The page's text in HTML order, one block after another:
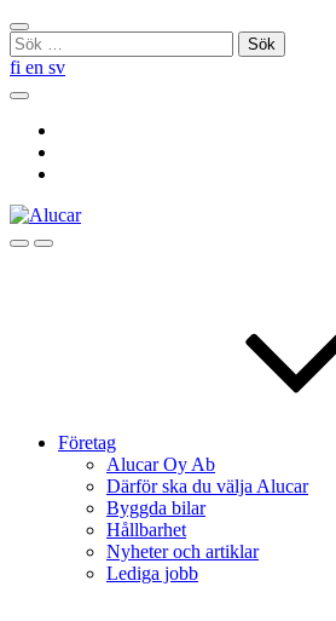
Skip
to
content
Stäng
sökningen
Sök
efter:
fi en sv
Sök
SökMenu
Företag
Alucar Oy Ab
Därför ska du välja Alucar
Byggda bilar
Hållbarhet
Nyheter och artiklar
Lediga jobb